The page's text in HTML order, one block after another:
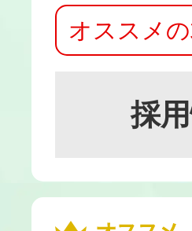
オススメの
採